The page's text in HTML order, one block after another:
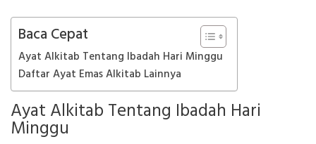
Baca Cepat
Ayat Alkitab Tentang Ibadah Hari Minggu
Daftar Ayat Emas Alkitab Lainnya
Ayat Alkitab Tentang Ibadah Hari
Minggu